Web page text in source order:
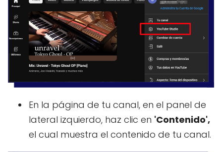
En la página de tu canal, en el panel de
lateral izquierdo, haz clic en 'Contenido',
el cual muestra el contenido de tu canal.